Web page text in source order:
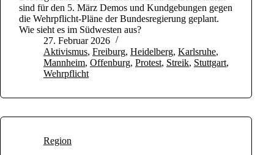
sind für den 5. März Demos und Kundgebungen gegen
die Wehrpflicht-Pläne der Bundesregierung geplant.
Wie sieht es im Südwesten aus?
27. Februar 2026
Aktivismus, Freiburg, Heidelberg, Karlsruhe,
Mannheim, Offenburg, Protest, Streik, Stuttgart,
Wehrpflicht
Region